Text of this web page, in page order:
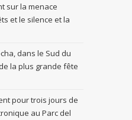
sur la menace
et le silence et la
dans le Sud du
la plus grande fête
pour trois jours de
au Parc del